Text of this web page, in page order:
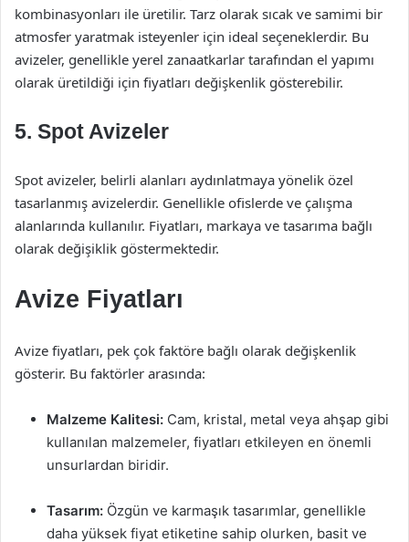
kombinasyonları ile üretilir. Tarz olarak sıcak ve samimi bir
atmosfer yaratmak isteyenler için ideal seçeneklerdir. Bu
avizeler, genellikle yerel zanaatkarlar tarafından el yapımı
olarak üretildiği için fiyatları değişkenlik gösterebilir.
5. Spot Avizeler
Spot avizeler, belirli alanları aydınlatmaya yönelik özel
tasarlanmış avizelerdir. Genellikle ofislerde ve çalışma
alanlarında kullanılır. Fiyatları, markaya ve tasarıma bağlı
olarak değişiklik göstermektedir.
Avize Fiyatları
Avize fiyatları, pek çok faktöre bağlı olarak değişkenlik
gösterir. Bu faktörler arasında:
Malzeme Kalitesi: Cam, kristal, metal veya ahşap gibi
kullanılan malzemeler, fiyatları etkileyen en önemli
unsurlardan biridir.
Tasarım: Özgün ve karmaşık tasarımlar, genellikle
daha yüksek fiyat etiketine sahip olurken, basit ve